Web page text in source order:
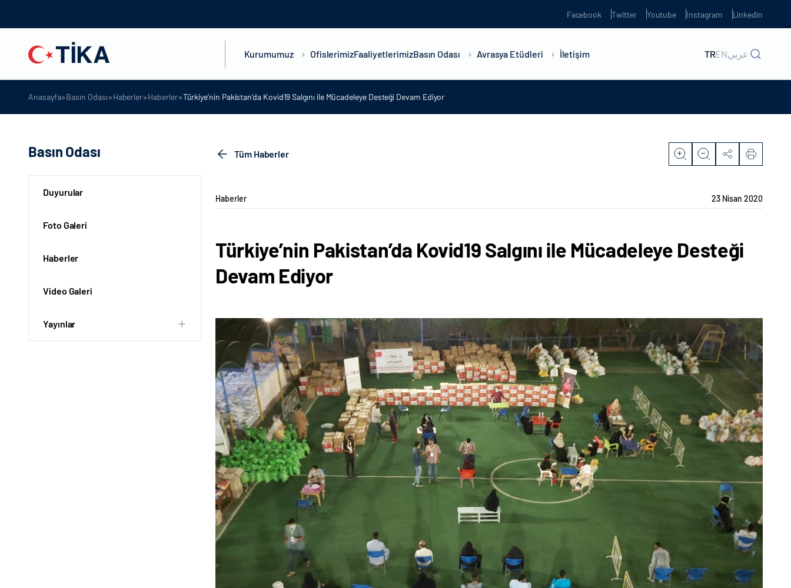
Facebook Twitter Youtube Instagram Linkedin
Kurumumuz OfislerimizFaaliyetlerimizBasın Odası Avrasya Etüdleri İletişim TRENعربي
Anasayfa»Basın Odası»Haberler»Haberler»Türkiye’nin Pakistan’da Kovid19 Salgını ile Mücadeleye Desteği Devam Ediyor
Basın Odası
Duyurular
Foto Galeri
Haberler
Video Galeri
Yayınlar
Tüm Haberler
Haberler 23 Nisan 2020
Türkiye’nin Pakistan’da Kovid19 Salgını ile Mücadeleye Desteği
Devam Ediyor